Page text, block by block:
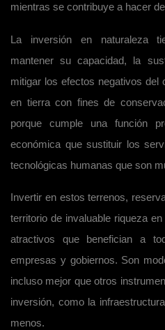
mientras se contribuye a hacer
La inversión en naturaleza
mantener su capacidad, la
mitigar los efectos negativos del
en tierra con fines de
porque cumple una función
económica que sustituir los
tecnológicas humanas que son
Invertir en estos terrenos,
territorio de invaluable riqueza
atractivos que benefician a
empresas y gobiernos. Son
incluso mejor que otros
inversión, como la
menos.